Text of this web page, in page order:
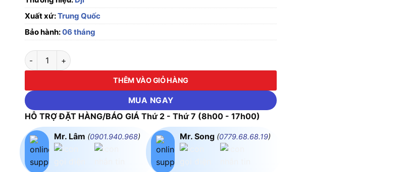
Xuất xứ:Trung Quốc
Bảo hành:06 tháng
Bộ Pin Dùng Cho Máy Bay DJI Mavic 3 Enterprise Series-PART 05 số lượng
THÊM VÀO GIỎ HÀNG
MUA NGAY
HỖ TRỢ ĐẶT HÀNG/BÁO GIÁ Thứ 2 - Thứ 7 (8h00 - 17h00)
Mr. Lâm (0901.940.968) Mr. Song (0779.68.68.19)